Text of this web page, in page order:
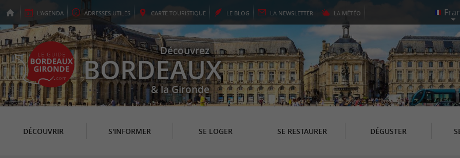
L'AGENDA ADRESSES UTILES CARTE TOURISTIQUE LE BLOG LA NEWSLETTER LA MÉTÉO
Découvrez
BORDEAUX
& la Gironde
DÉCOUVRIR S'INFORMER SE LOGER SE RESTAURER DÉGUSTER